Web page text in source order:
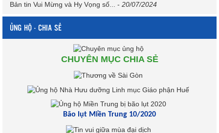
Bản tin Vui Mừng và Hy Vọng số... - 20/07/2024
ỦNG HỘ - CHIA SẺ
CHUYÊN MỤC CHIA SẺ
Bão lụt Miền Trung 10/2020